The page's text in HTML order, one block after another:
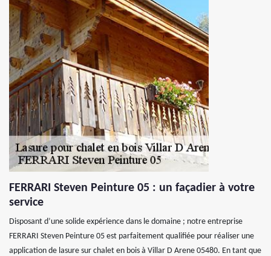
FERRARI Steven Peinture 05 : un façadier à votre
service
Disposant d’une solide expérience dans le domaine ; notre entreprise
FERRARI Steven Peinture 05 est parfaitement qualifiée pour réaliser une
application de lasure sur chalet en bois à Villar D Arene 05480. En tant que